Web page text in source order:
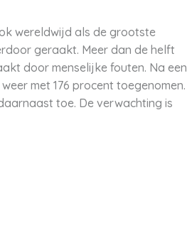
wereldwijd als de grootste
geraakt. Meer dan de helft
door menselijke fouten. Na een
met 176 procent toegenomen.
toe. De verwachting is